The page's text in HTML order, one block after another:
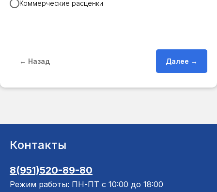
Коммерческие расценки
← Назад Далее →
Контакты
8(951)520-89-80
Режим работы: ПН-ПТ с 10:00 до 18:00